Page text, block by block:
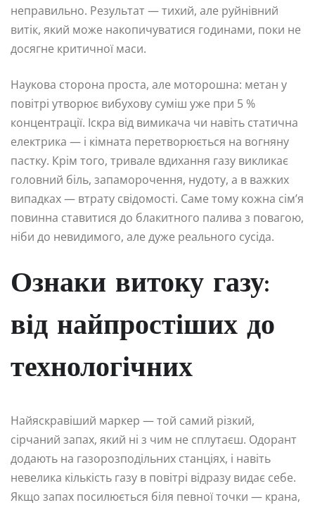
неправильно. Результат — тихий, але руйнівний
витік, який може накопичуватися годинами, поки не
досягне критичної маси.
Наукова сторона проста, але моторошна: метан у
повітрі утворює вибухову суміш уже при 5 %
концентрації. Іскра від вимикача чи навіть статична
електрика — і кімната перетворюється на вогняну
пастку. Крім того, тривале вдихання газу викликає
головний біль, запаморочення, нудоту, а в важких
випадках — втрату свідомості. Саме тому кожна сім’я
повинна ставитися до блакитного палива з повагою,
ніби до невидимого, але дуже реального сусіда.
Ознаки витоку газу:
від найпростіших до
технологічних
Найяскравіший маркер — той самий різкий,
сірчаний запах, який ні з чим не сплутаєш. Одорант
додають на газорозподільних станціях, і навіть
невелика кількість газу в повітрі відразу видає себе.
Якщо запах посилюється біля певної точки — крана,